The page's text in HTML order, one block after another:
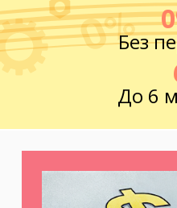
Без
До 6